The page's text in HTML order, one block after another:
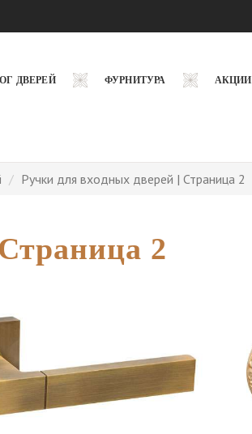
ДВЕРЕЙ ФУРНИТУРА АКЦИИ
Ручки для входных дверей | Страница 2
2